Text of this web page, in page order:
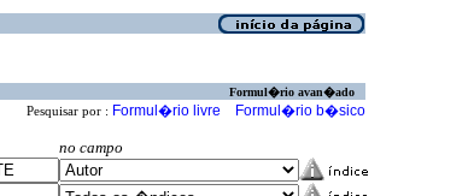
Formul�rio avan�ado
Pesquisar por : Formul�rio livre Formul�rio b�sico
no campo